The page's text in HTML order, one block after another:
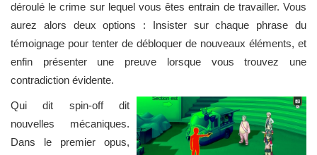
déroulé le crime sur lequel vous êtes entrain de travailler. Vous
aurez alors deux options : Insister sur chaque phrase du
témoignage pour tenter de débloquer de nouveaux éléments, et
enfin présenter une preuve lorsque vous trouvez une
contradiction évidente.
Qui dit spin-off dit
nouvelles mécaniques.
Dans le premier opus,